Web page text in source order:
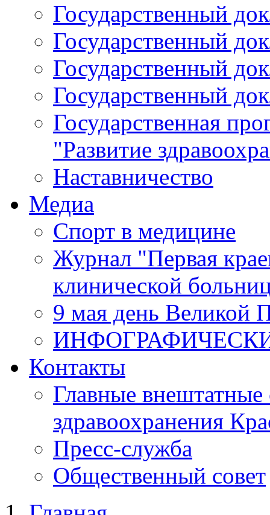
Государственный
Государственный
Государственный
Государственный
Государственная
"Развитие
Наставничество
Медиа
Спорт в медицине
Журнал "Первая
клинической
9 мая день Великой
Контакты
Главные внештатные
здравоохранения
Пресс-служба
Общественный совет